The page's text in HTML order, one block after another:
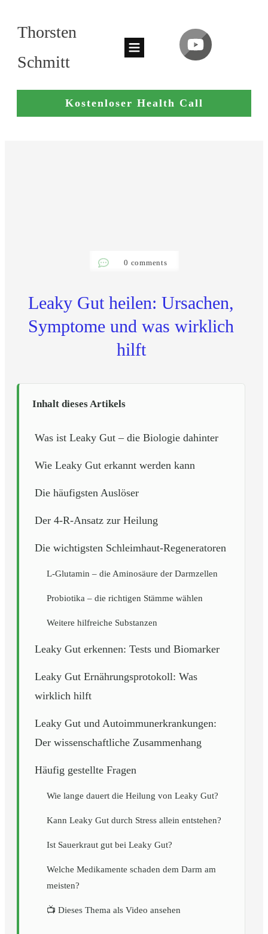
Thorsten
Schmitt
Kostenloser Health Call
0 comments
Leaky Gut heilen: Ursachen,
Symptome und was wirklich
hilft
Inhalt dieses Artikels
Was ist Leaky Gut – die Biologie dahinter
Wie Leaky Gut erkannt werden kann
Die häufigsten Auslöser
Der 4-R-Ansatz zur Heilung
Die wichtigsten Schleimhaut-Regeneratoren
L-Glutamin – die Aminosäure der Darmzellen
Probiotika – die richtigen Stämme wählen
Weitere hilfreiche Substanzen
Leaky Gut erkennen: Tests und Biomarker
Leaky Gut Ernährungsprotokoll: Was
wirklich hilft
Leaky Gut und Autoimmunerkrankungen:
Der wissenschaftliche Zusammenhang
Häufig gestellte Fragen
Wie lange dauert die Heilung von Leaky Gut?
Kann Leaky Gut durch Stress allein entstehen?
Ist Sauerkraut gut bei Leaky Gut?
Welche Medikamente schaden dem Darm am
meisten?
📺 Dieses Thema als Video ansehen